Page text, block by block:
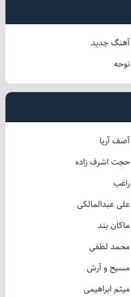
آهنگ جدید
نوحه
آصف آریا
حجت اشرف زاده
راغب
علی عبدالمالکی
ماکان بند
محمد لطفی
مسیح و آرش
میثم ابراهیمی